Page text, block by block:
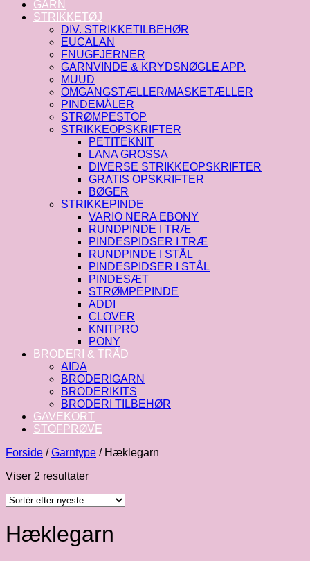
GARN
STRIKKETØJ
DIV. STRIKKETILBEHØR
EUCALAN
FNUGFJERNER
GARNVINDE & KRYDSNØGLE APP.
MUUD
OMGANGSTÆLLER/MASKETÆLLER
PINDEMÅLER
STRØMPESTOP
STRIKKEOPSKRIFTER
PETITEKNIT
LANA GROSSA
DIVERSE STRIKKEOPSKRIFTER
GRATIS OPSKRIFTER
BØGER
STRIKKEPINDE
VARIO NERA EBONY
RUNDPINDE I TRÆ
PINDESPIDSER I TRÆ
RUNDPINDE I STÅL
PINDESPIDSER I STÅL
PINDESÆT
STRØMPEPINDE
ADDI
CLOVER
KNITPRO
PONY
BRODERI & TRÅD
AIDA
BRODERIGARN
BRODERIKITS
BRODERI TILBEHØR
GAVEKORT
STOFPRØVE
Forside / Garntype /Hæklegarn
Viser 2 resultaterSorteret
seneste
Hæklegarn